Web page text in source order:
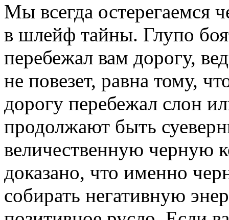
Мы всегда остерегаемся
в шлейф тайны. Глупо
перебежал вам дорогу,
не повезет, равна тому,
дорогу перебежал слон
продолжают быть
величественную черную
доказано, что именно
собирать негативную